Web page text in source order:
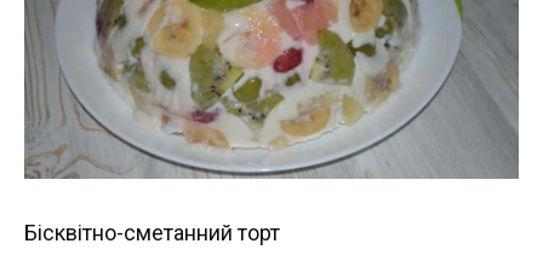
Бісквітно-сметанний торт